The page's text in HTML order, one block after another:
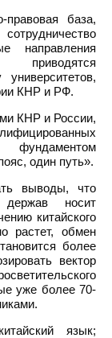
правовая база,
направления
приводятся
КНР и РФ.
КНР и России,
фундаментом
один путь».
выводы, что
держав носит
китайского
растет, обмен
более
вектор
уже более 70-
язык;